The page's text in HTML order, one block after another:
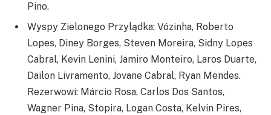
Pino.
Wyspy Zielonego Przylądka: Vózinha, Roberto
Lopes, Diney Borges, Steven Moreira, Sidny Lopes
Cabral, Kevin Lenini, Jamiro Monteiro, Laros Duarte,
Dailon Livramento, Jovane Cabral, Ryan Mendes.
Rezerwowi: Márcio Rosa, Carlos Dos Santos,
Wagner Pina, Stopira, Logan Costa, Kelvin Pires,